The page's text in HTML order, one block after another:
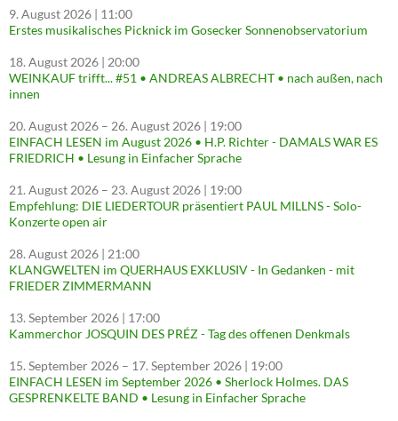
9. August 2026 | 11:00
Erstes musikalisches Picknick im Gosecker Sonnenobservatorium
18. August 2026 | 20:00
WEINKAUF trifft... #51 • ANDREAS ALBRECHT • nach außen, nach
innen
20. August 2026 – 26. August 2026 | 19:00
EINFACH LESEN im August 2026 • H.P. Richter - DAMALS WAR ES
FRIEDRICH • Lesung in Einfacher Sprache
21. August 2026 – 23. August 2026 | 19:00
Empfehlung: DIE LIEDERTOUR präsentiert PAUL MILLNS - Solo-
Konzerte open air
28. August 2026 | 21:00
KLANGWELTEN im QUERHAUS EXKLUSIV - In Gedanken - mit
FRIEDER ZIMMERMANN
13. September 2026 | 17:00
Kammerchor JOSQUIN DES PRÉZ - Tag des offenen Denkmals
15. September 2026 – 17. September 2026 | 19:00
EINFACH LESEN im September 2026 • Sherlock Holmes. DAS
GESPRENKELTE BAND • Lesung in Einfacher Sprache